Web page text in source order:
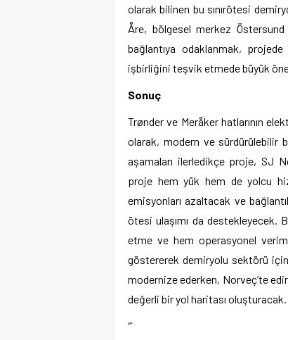
olarak bilinen bu sınırötesi
Åre, bölgesel merkez
bağlantıya odaklanmak,
işbirliğini teşvik etmede büyük
Sonuç
Trønder ve Meråker hatlarının
olarak, modern ve sürdürülebilir
aşamaları ilerledikçe proje, SJ
proje hem yük hem de yolcu
emisyonları azaltacak ve
ötesi ulaşımı da destekleyecek.
etme ve hem operasyonel
göstererek demiryolu sektörü
modernize ederken, Norveç’te
değerli bir yol haritası oluşturacak.
“`